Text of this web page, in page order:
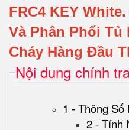
FRC4 KEY White.
Và Phân Phối Tủ
Cháy Hàng Đầu
Nội dung chính
1 - Thông Số
2 - Tính